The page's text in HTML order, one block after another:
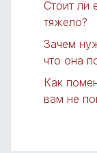
Стоит ли
тяжело?
Зачем
что она
Как
вам не